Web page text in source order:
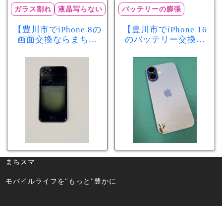
ガラス割れ 液晶写らない
【豊川市でiPhone 8の
画面交換ならまちス
れ・液晶不良も当日
60分で修理可能！
バッテリーの膨張
【豊川市でiPhone 16
のバッテリー交換な
少し膨張したバッテ
リーも当日90分で安
心修理！
まちスマ
モバイルライフを"もっと"豊かに